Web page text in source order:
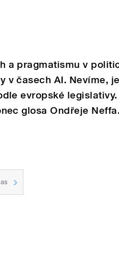
a pragmatismu v
v časech AI. Nevíme,
evropské
glosa Ondřeje